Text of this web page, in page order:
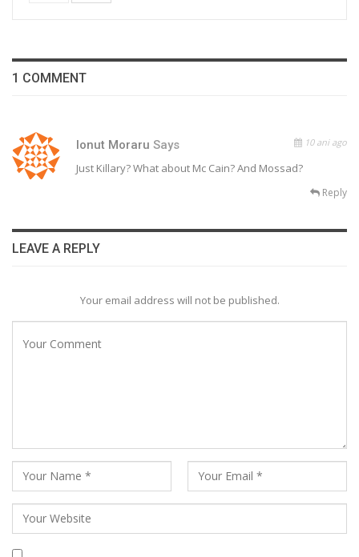
1 COMMENT
Ionut Moraru Says 10 ani ago
Just Killary? What about Mc Cain? And Mossad?
Reply
LEAVE A REPLY
Your email address will not be published.